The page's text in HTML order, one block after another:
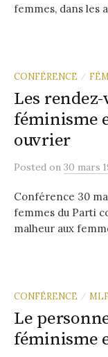
femmes, dans les
CONFÉRENCE /
Les
féminisme
ouvrier
Posted on 30 mars
Conférence 30
femmes du Parti
malheur aux
CONFÉRENCE / MLF
Le
féminisme